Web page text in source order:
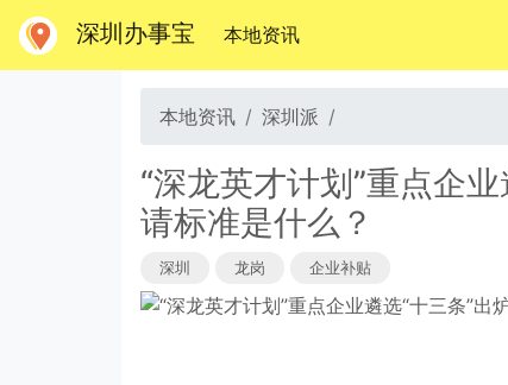
深圳办事宝 本地资讯(当前)
本地资讯 深圳派
“深龙英才计划”重点企
请标准是什么？
深圳 龙岗 企业补贴